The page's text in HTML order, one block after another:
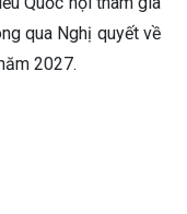
qua Nghị quyết về
2027.